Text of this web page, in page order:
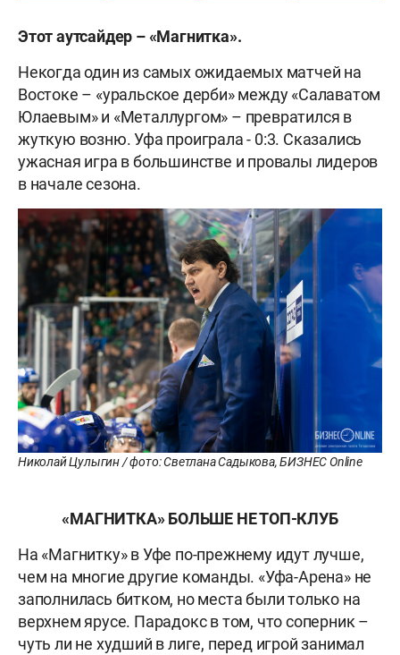
Этот аутсайдер – «Магнитка».
Некогда один из самых ожидаемых матчей на
Востоке – «уральское дерби» между «Салаватом
Юлаевым» и «Металлургом» – превратился в
жуткую возню. Уфа проиграла - 0:3. Сказались
ужасная игра в большинстве и провалы лидеров
в начале сезона.
Николай Цулыгин / фото: Светлана Садыкова, БИЗНЕС Online
«МАГНИТКА» БОЛЬШЕ НЕ ТОП-КЛУБ
На «Магнитку» в Уфе по-прежнему идут лучше,
чем на многие другие команды. «Уфа-Арена» не
заполнилась битком, но места были только на
верхнем ярусе. Парадокс в том, что соперник –
чуть ли не худший в лиге, перед игрой занимал